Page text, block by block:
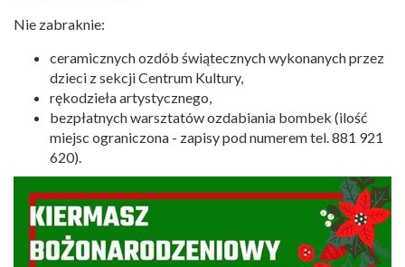
Nie zabraknie:
ceramicznych ozdób świątecznych wykonanych przez
dzieci z sekcji Centrum Kultury,
rękodzieła artystycznego,
bezpłatnych warsztatów ozdabiania bombek (ilość
miejsc ograniczona - zapisy pod numerem tel. 881 921
620).